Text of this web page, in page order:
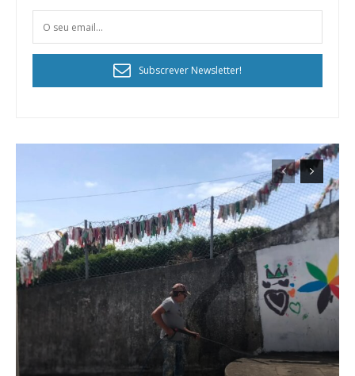
Planos de Assinatura
Faça-se assinante do Região de Cister e ajude-nos a manter este serviço
público!
ASSINATURA
IMPRESSA
32€
12 meses
Subscrever Newsletter!